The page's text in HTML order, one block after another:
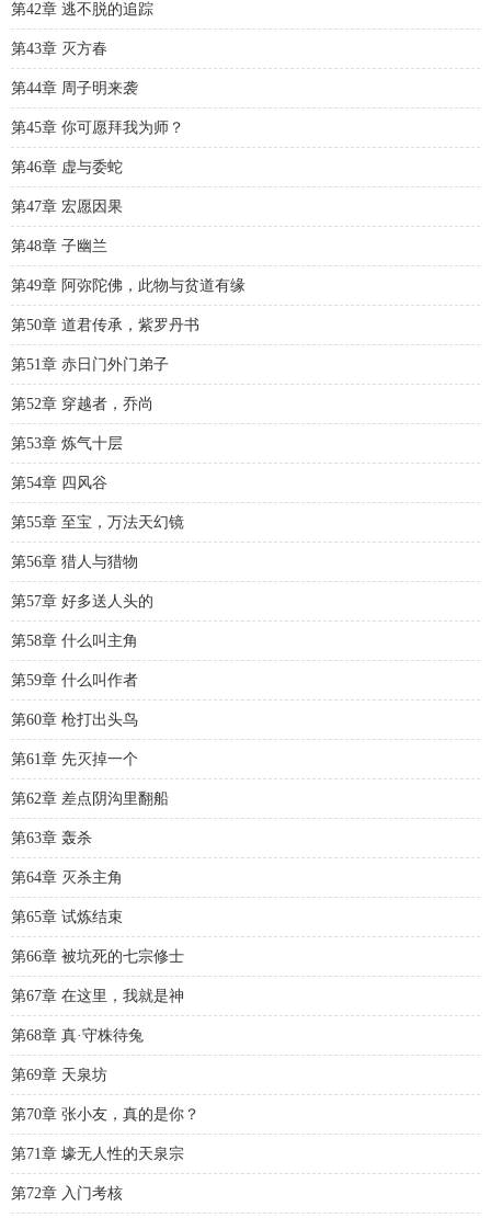
第42章 逃不脱的追踪
第43章 灭方春
第44章 周子明来袭
第45章 你可愿拜我为师？
第46章 虚与委蛇
第47章 宏愿因果
第48章 子幽兰
第49章 阿弥陀佛，此物与贫道有缘
第50章 道君传承，紫罗丹书
第51章 赤日门外门弟子
第52章 穿越者，乔尚
第53章 炼气十层
第54章 四风谷
第55章 至宝，万法天幻镜
第56章 猎人与猎物
第57章 好多送人头的
第58章 什么叫主角
第59章 什么叫作者
第60章 枪打出头鸟
第61章 先灭掉一个
第62章 差点阴沟里翻船
第63章 轰杀
第64章 灭杀主角
第65章 试炼结束
第66章 被坑死的七宗修士
第67章 在这里，我就是神
第68章 真·守株待兔
第69章 天泉坊
第70章 张小友，真的是你？
第71章 壕无人性的天泉宗
第72章 入门考核